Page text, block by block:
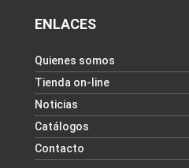
ENLACES
Quienes somos
Tienda on-line
Noticias
Catálogos
Contacto